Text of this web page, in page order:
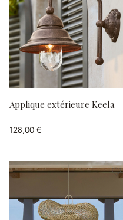
Applique extérieure Keela
128,00 €